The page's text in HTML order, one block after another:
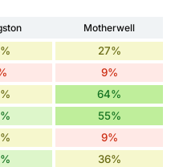
Motherwell
27%
9%
64%
55%
9%
36%